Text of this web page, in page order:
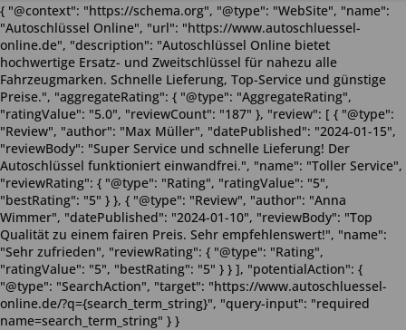
{ "@context": "https://schema.org", "@type": "WebSite", "name":
"Autoschlüssel Online", "url": "https://www.autoschluessel-
online.de", "description": "Autoschlüssel Online bietet
hochwertige Ersatz- und Zweitschlüssel für nahezu alle
Fahrzeugmarken. Schnelle Lieferung, Top-Service und günstige
Preise.", "aggregateRating": { "@type": "AggregateRating",
"ratingValue": "5.0", "reviewCount": "187" }, "review": [ { "@type":
"Review", "author": "Max Müller", "datePublished": "2024-01-15",
"reviewBody": "Super Service und schnelle Lieferung! Der
Autoschlüssel funktioniert einwandfrei.", "name": "Toller Service",
"reviewRating": { "@type": "Rating", "ratingValue": "5",
"bestRating": "5" } }, { "@type": "Review", "author": "Anna
Wimmer", "datePublished": "2024-01-10", "reviewBody": "Top
Qualität zu einem fairen Preis. Sehr empfehlenswert!", "name":
"Sehr zufrieden", "reviewRating": { "@type": "Rating",
"ratingValue": "5", "bestRating": "5" } } ], "potentialAction": {
"@type": "SearchAction", "target": "https://www.autoschluessel-
online.de/?q={search_term_string}", "query-input": "required
name=search_term_string" } }